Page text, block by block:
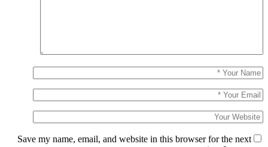
Save my name, email, and website in this browser for the next